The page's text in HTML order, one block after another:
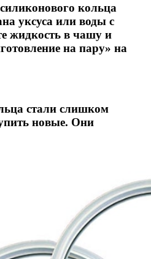
кольца
уксуса или воды с
жидкость в чашу и
на пару» на
стали слишком
новые. Они